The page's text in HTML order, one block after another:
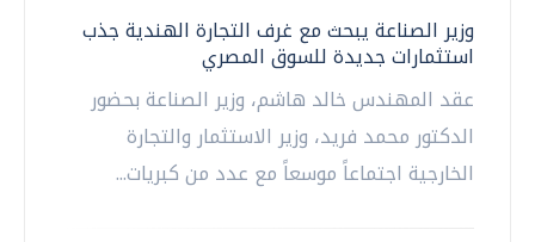
وزير الصناعة يبحث مع غرف التجارة الهندية جذب
استثمارات جديدة للسوق المصري
عقد المهندس خالد هاشم، وزير الصناعة بحضور
الدكتور محمد فريد، وزير الاستثمار والتجارة
الخارجية اجتماعاً موسعاً مع عدد من كبريات...